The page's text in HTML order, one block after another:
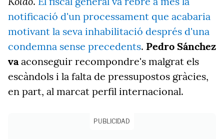
notificació d'un processament que acabaria
motivant la seva inhabilitació després d'una
condemna sense precedents. Pedro Sánchez
vaaconseguir recompondre's malgrat els
escàndols i la falta de pressupostos gràcies,
en part, al marcat perfil internacional.
PUBLICIDAD